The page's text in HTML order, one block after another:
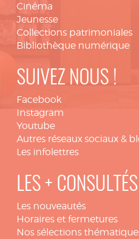
Cinéma
Jeunesse
Collections patrimoniales
Bibliothèque numérique
SUIVEZ NOUS !
Facebook
Instagram
Youtube
Autres réseaux sociaux &
Les infolettres
LES + CONSULTÉS
Les nouveautés
Horaires et fermetures
Nos sélections